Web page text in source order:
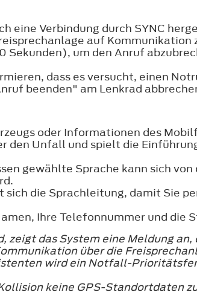
eine Verbindung durch SYNC
auf Kommunikation
um den Anruf
dass es versucht, einen
beenden" am Lenkrad
oder Informationen des
Unfall und spielt die
gewählte Sprache kann sich
die Sprachleitung, damit Sie
Ihre Telefonnummer und
das System eine Meldung
über die
wird ein Notfall-
keine GPS-Standortdaten